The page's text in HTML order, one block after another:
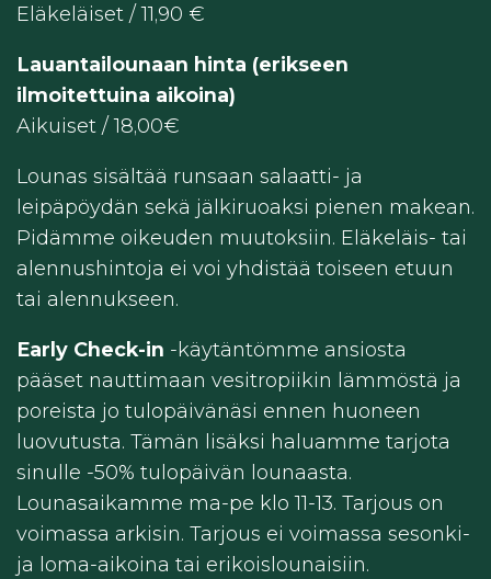
Eläkeläiset / 11,90 €
Lauantailounaan hinta (erikseen
ilmoitettuina aikoina)
Aikuiset / 18,00€
Lounas sisältää runsaan salaatti- ja
leipäpöydän sekä jälkiruoaksi pienen makean.
Pidämme oikeuden muutoksiin. Eläkeläis- tai
alennushintoja ei voi yhdistää toiseen etuun
tai alennukseen.
Early Check-in -käytäntömme ansiosta
pääset nauttimaan vesitropiikin lämmöstä ja
poreista jo tulopäivänäsi ennen huoneen
luovutusta. Tämän lisäksi haluamme tarjota
sinulle -50% tulopäivän lounaasta.
Lounasaikamme ma-pe klo 11-13. Tarjous on
voimassa arkisin. Tarjous ei voimassa sesonki-
ja loma-aikoina tai erikoislounaisiin.